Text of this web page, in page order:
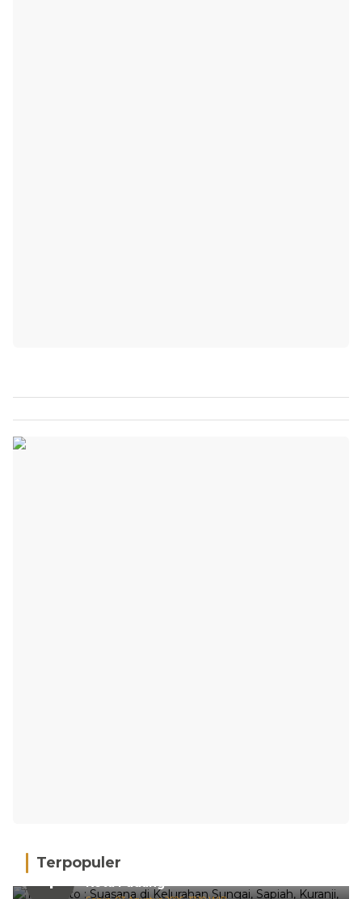
Terpopuler
1
Hujan Deras, 15 Titik Banjir Terdeteksi di
Kota Padang